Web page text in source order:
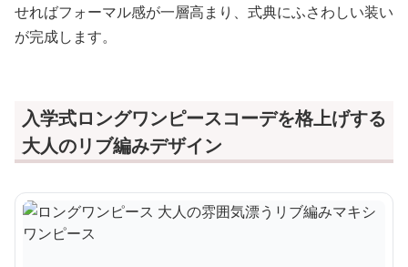
せればフォーマル感が一層高まり、式典にふさわしい装い
が完成します。
入学式ロングワンピースコーデを格上げする
大人のリブ編みデザイン